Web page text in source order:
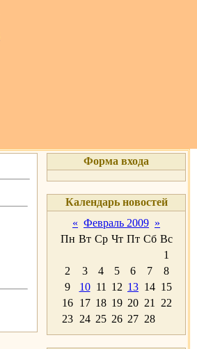
Форма входа
Календарь новостей
« Февраль 2009 »
Пн Вт Ср Чт Пт Сб Вс
1
2
3 4 5 6 7
8
9
10 11 12 13 14 15
16 17 18 19 20 21
22
23 24 25 26 27 28